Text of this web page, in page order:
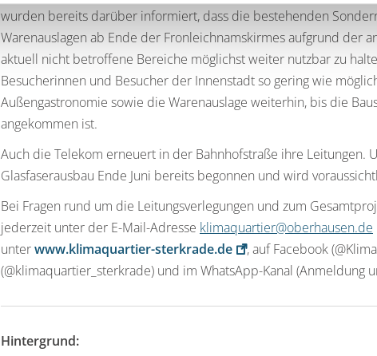
wurden bereits darüber informiert, dass die bestehenden
Warenauslagen ab Ende der Fronleichnamskirmes aufgrund der
aktuell nicht betroffene Bereiche möglichst weiter nutzbar zu
Besucherinnen und Besucher der Innenstadt so gering wie
Außengastronomie sowie die Warenauslage weiterhin, bis die
angekommen ist.
Auch die Telekom erneuert in der Bahnhofstraße ihre Leitungen.
Glasfaserausbau Ende Juni bereits begonnen und wird
Bei Fragen rund um die Leitungsverlegungen und zum
jederzeit unter der E-Mail-Adresse klimaquartier@oberhausen.de
unterwww.klimaquartier-sterkrade.de
, auf Facebook
(@klimaquartier_sterkrade) und im WhatsApp-Kanal (Anmeldung
Hintergrund: